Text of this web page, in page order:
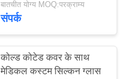
बातचीत योग्य MOQ:परक्राम्य
संपर्क
कोल्ड कोटेड कवर के साथ
मेडिकल कस्टम सिल्कन ग्लास